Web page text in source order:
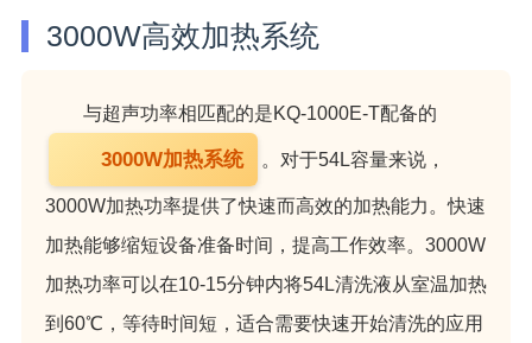
3000W高效加热系统
与超声功率相匹配的是KQ-1000E-T配备的
3000W加热系统 。对于54L容量来说，
3000W加热功率提供了快速而高效的加热能力。快速
加热能够缩短设备准备时间，提高工作效率。3000W
加热功率可以在10-15分钟内将54L清洗液从室温加热
到60℃，等待时间短，适合需要快速开始清洗的应用